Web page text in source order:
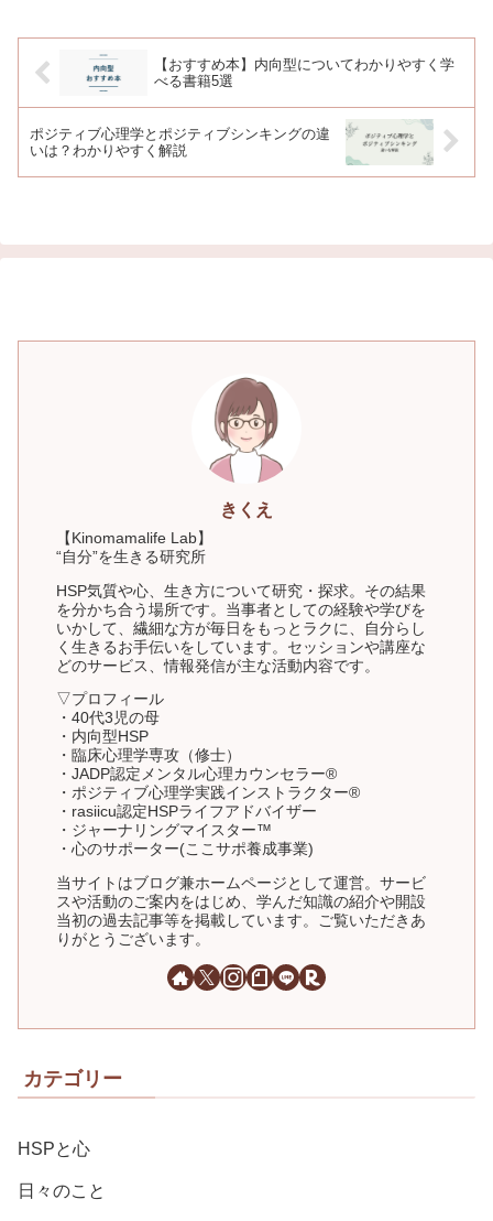
【おすすめ本】内向型についてわかりやすく学
べる書籍5選
ポジティブ心理学とポジティブシンキングの違
いは？わかりやすく解説
きくえ
【Kinomamalife Lab】
“自分”を生きる研究所
HSP気質や心、生き方について研究・探求。その結果
を分かち合う場所です。当事者としての経験や学びを
いかして、繊細な方が毎日をもっとラクに、自分らし
く生きるお手伝いをしています。セッションや講座な
どのサービス、情報発信が主な活動内容です。
▽プロフィール
・40代3児の母
・内向型HSP
・臨床心理学専攻（修士）
・JADP認定メンタル心理カウンセラー®
・ポジティブ心理学実践インストラクター®
・rasiicu認定HSPライフアドバイザー
・ジャーナリングマイスター™
・心のサポーター(ここサポ養成事業)
当サイトはブログ兼ホームページとして運営。サービ
スや活動のご案内をはじめ、学んだ知識の紹介や開設
当初の過去記事等を掲載しています。ご覧いただきあ
りがとうございます。
カテゴリー
HSPと心
日々のこと